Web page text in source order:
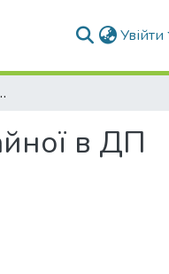
Увійти
в ДП «Золотоніське ЛГ»
в ДП